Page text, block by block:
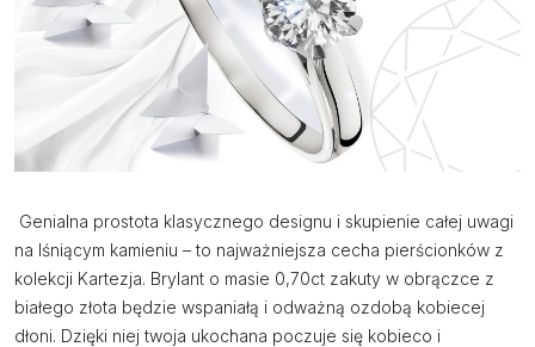
Genialna prostota klasycznego designu i skupienie całej uwagi
na lśniącym kamieniu – to najważniejsza cecha pierścionków z
kolekcji Kartezja. Brylant o masie 0,70ct zakuty w obrączce z
białego złota będzie wspaniałą i odważną ozdobą kobiecej
dłoni. Dzięki niej twoja ukochana poczuje się kobieco i